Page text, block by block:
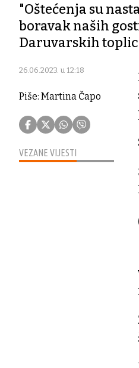
"Oštećenja su
boravak naših
Daruvarskih
26.06.2023. u 12:18
Piše: Martina Čapo
VEZANE VIJESTI